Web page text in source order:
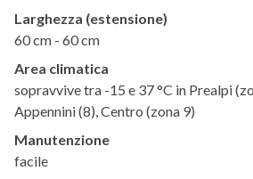
Larghezza (estensione)
60 cm - 60 cm
Area climatica
sopravvive tra -15 e 37 °C in Prealpi
Appennini (8), Centro (zona 9)
Manutenzione
facile